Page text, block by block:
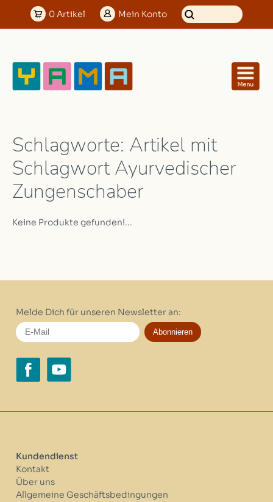
0Artikel Mein Konto
Schlagworte: Artikel mit
Schlagwort Ayurvedischer
Zungenschaber
Keine Produkte gefunden!...
Melde Dich für unseren Newsletter an:
Abonnieren
Kundendienst
Kontakt
Über uns
Allgemeine Geschäftsbedingungen